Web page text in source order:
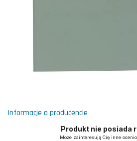
Informacje o producencie
Produkt nie posiada
Może zainteresują Cię inne